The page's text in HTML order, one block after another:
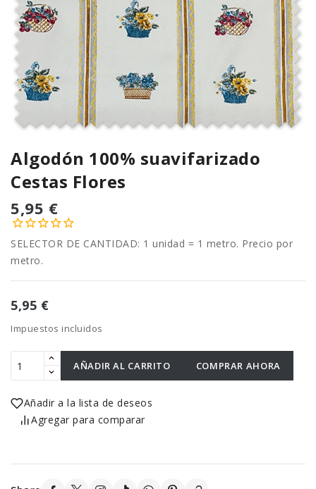
Algodón 100% suavifarizado
Cestas Flores
5,95 €
SELECTOR DE CANTIDAD: 1 unidad = 1 metro. Precio por
metro.
5,95 €
Impuestos incluidos
AÑADIR AL CARRITO COMPRAR AHORA
Añadir a la lista de deseos
Agregar para comparar